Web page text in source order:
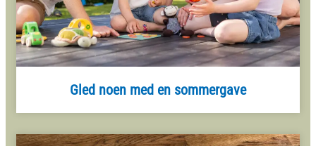
Gled noen med en sommergave